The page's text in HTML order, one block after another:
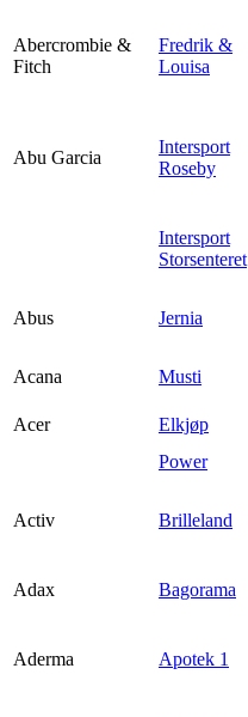
Finn frem
Abercrombie &
Fitch
Fredrik &
Louisa
Abu Garcia
Intersport
Roseby
Intersport
Storsenteret
Abus
Jernia
Acana Musti
Acer
Elkjøp
Power
Activ Brilleland
Adax Bagorama
Aderma Apotek 1